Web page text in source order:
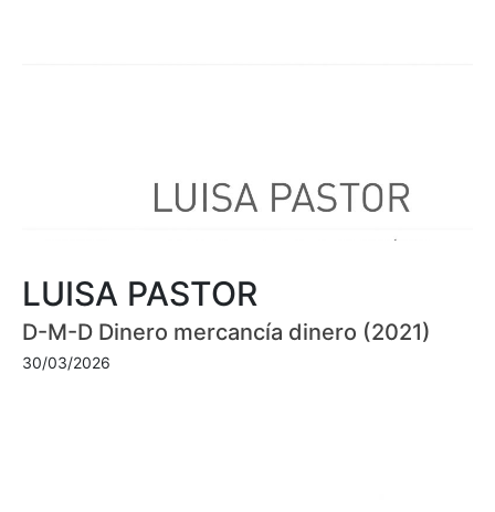
LUISA PASTOR
D-M-D Dinero mercancía dinero (2021)
30/03/2026